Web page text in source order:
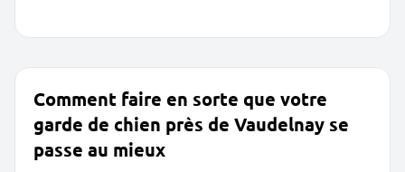
Comment faire en sorte que votre
garde de chien près de Vaudelnay se
passe au mieux